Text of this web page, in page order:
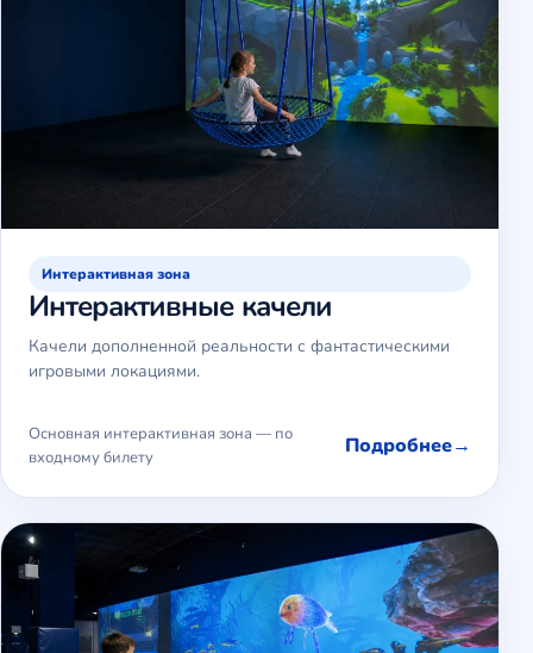
Интерактивная зона
Интерактивные качели
Качели дополненной реальности с фантастическими
игровыми локациями.
Основная интерактивная зона — по
входному билету
Подробнее